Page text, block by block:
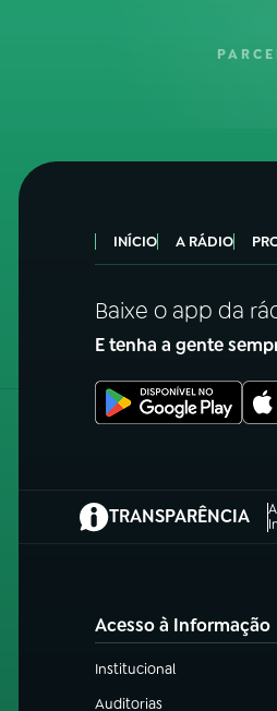
INÍCIO A RÁDIO
Baixe o app da
E tenha a gente
TRANSPARÊNCIA
(abre em nova aba)
Acesso à Informação
Institucional
(abre em nova aba)
Auditorias